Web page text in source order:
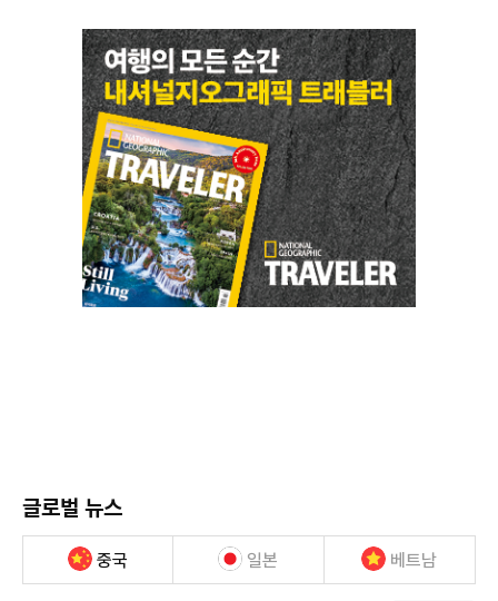
글로벌 뉴스
중국 일본 베트남